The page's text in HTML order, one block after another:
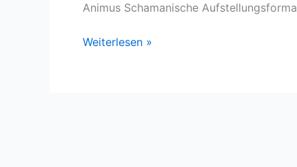
Animus Schamanische
Weiterlesen »